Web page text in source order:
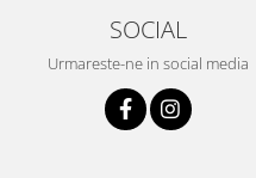
SOCIAL
Urmareste-ne in social media